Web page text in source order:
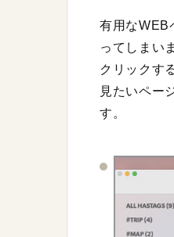
有用なWEB
ってしまい
クリックす
見たいペー
す。